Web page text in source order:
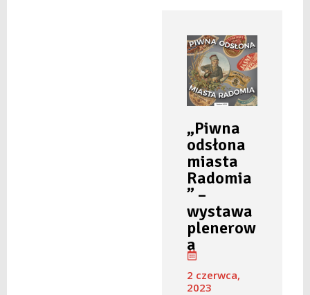
„Piwna
odsłona
miasta
Radomia
” –
wystawa
plenerow
a
2 czerwca,
2023